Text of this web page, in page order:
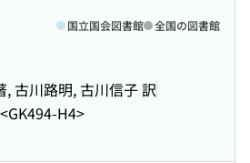
古川路明, 古川信子 訳
<GK494-H4>
国立国会図書館 全国の図書館